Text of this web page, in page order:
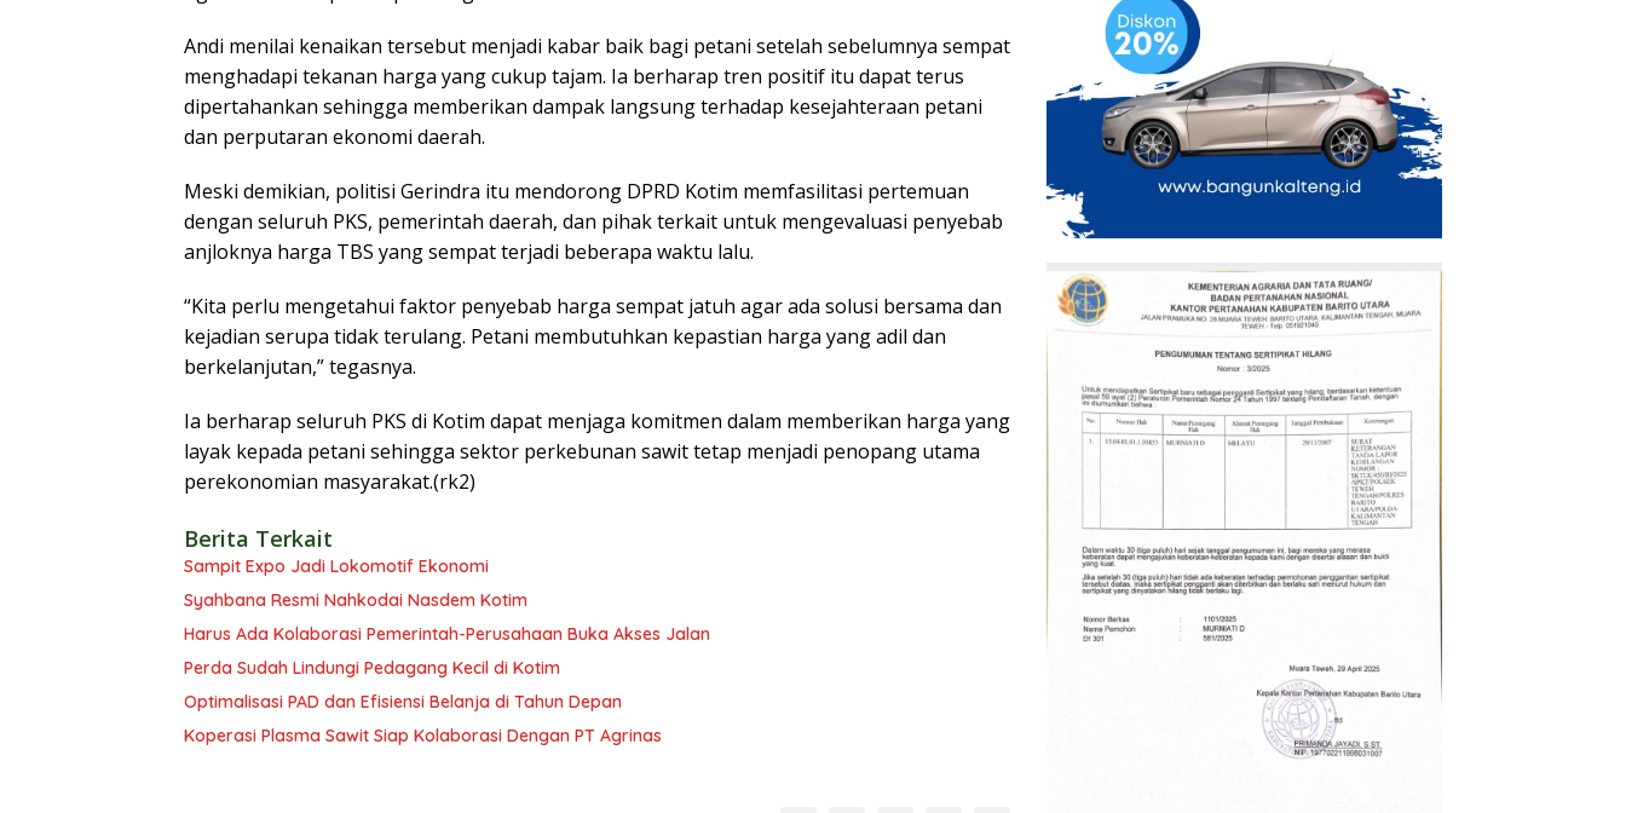
Andi menilai kenaikan tersebut menjadi kabar baik bagi petani setelah sebelumnya sempat
menghadapi tekanan harga yang cukup tajam. Ia berharap tren positif itu dapat terus
dipertahankan sehingga memberikan dampak langsung terhadap kesejahteraan petani
dan perputaran ekonomi daerah.
Meski demikian, politisi Gerindra itu mendorong DPRD Kotim memfasilitasi pertemuan
dengan seluruh PKS, pemerintah daerah, dan pihak terkait untuk mengevaluasi penyebab
anjloknya harga TBS yang sempat terjadi beberapa waktu lalu.
“Kita perlu mengetahui faktor penyebab harga sempat jatuh agar ada solusi bersama dan
kejadian serupa tidak terulang. Petani membutuhkan kepastian harga yang adil dan
berkelanjutan,” tegasnya.
Ia berharap seluruh PKS di Kotim dapat menjaga komitmen dalam memberikan harga yang
layak kepada petani sehingga sektor perkebunan sawit tetap menjadi penopang utama
perekonomian masyarakat.(rk2)
Berita Terkait
Sampit Expo Jadi Lokomotif Ekonomi
Syahbana Resmi Nahkodai Nasdem Kotim
Harus Ada Kolaborasi Pemerintah-Perusahaan Buka Akses Jalan
Perda Sudah Lindungi Pedagang Kecil di Kotim
Optimalisasi PAD dan Efisiensi Belanja di Tahun Depan
Koperasi Plasma Sawit Siap Kolaborasi Dengan PT Agrinas